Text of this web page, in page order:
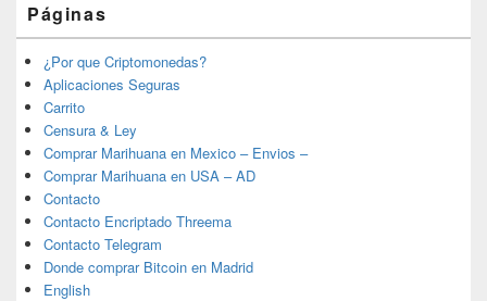
Páginas
¿Por que Criptomonedas?
Aplicaciones Seguras
Carrito
Censura & Ley
Comprar Marihuana en Mexico – Envios –
Comprar Marihuana en USA – AD
Contacto
Contacto Encriptado Threema
Contacto Telegram
Donde comprar Bitcoin en Madrid
English